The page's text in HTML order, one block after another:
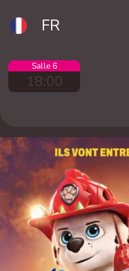
FR
Salle 6
18:00